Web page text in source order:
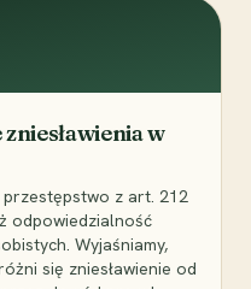
w
przestępstwo z art. 212
odpowiedzialność
Wyjaśniamy,
się zniesławienie od